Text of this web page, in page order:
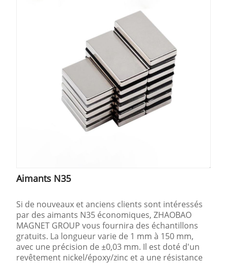
Aimants N35
Si de nouveaux et anciens clients sont intéressés
par des aimants N35 économiques, ZHAOBAO
MAGNET GROUP vous fournira des échantillons
gratuits. La longueur varie de 1 mm à 150 mm,
avec une précision de ±0,03 mm. Il est doté d'un
revêtement nickel/époxy/zinc et a une résistance